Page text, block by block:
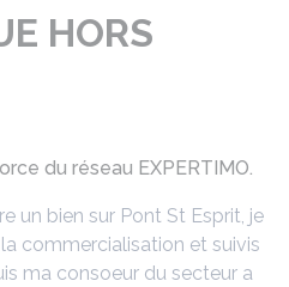
HORS
du réseau EXPERTIMO.
un bien sur Pont St Esprit, je
commercialisation et suivis
ma consoeur du secteur a